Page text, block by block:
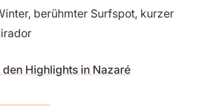
berühmter Surfspot, kurzer
Highlights in Nazaré